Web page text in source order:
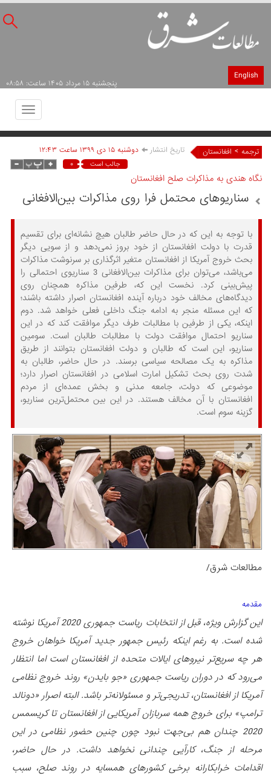
English
پنجشنبه ۱۵ مرداد ۱۴۰۵ ساعت: ۰۸:۵۸
Toggle
ترجمه > افغانستان تاریخ انتشار دوشنبه ۱۵ دی ۱۳۹۹ ساعت ۱۲:۴۳
جالب است ۰
نگاه هندی به مذاکرات صلح افغانستان
سناریوهای محتمل فرا روی مذاکرات بین‌الافغانی
با توجه به این که در حال حاضر طالبان هیچ نشانه‌ای برای تقسیم
قدرت با دولت افغانستان از خود بروز نمی‌دهد و از سویی دیگر
بحث خروج آمریکا از افغانستان متغیر اثرگذاری بر سرنوشت مذاکرات
می‌باشد، می‌توان برای مذاکرات بین‌الافغانی 3 سناریوی احتمالی را
پیش‌بینی کرد. نخست این که، طرفین مذاکره همچنان روی
دیدگاه‌های مخالف خود درباره آینده افغانستان اصرار داشته باشند؛
که این مسئله منجر به ادامه جنگ داخلی فعلی خواهد شد. دوم
اینکه، یکی از طرفین با مطالبات طرف دیگر موافقت کند که در این
سناریو احتمال موافقت دولت با مطالبات طالبان است. سومین
سناریو، این است که طالبان و دولت افغانستان بتوانند از طریق
مذاکره به یک مصالحه سیاسی برسند. در حال حاضر، طالبان به
شدت روی بحث تشکیل امارت اسلامی در افغانستان اصرار دارد؛
موضوعی که دولت، جامعه مدنی و بخش عمده‌ای از مردم
افغانستان با آن مخالف هستند. در این بین محتمل‌ترین سناریو،
گزینه سوم است.
مطالعات شرق/
مقدمه
این گزارش ویژه، قبل از انتخابات ریاست جمهوری 2020 آمریکا نوشته
شده است. به رغم اینکه رئیس جمهور جدید آمریکا خواهان خروج
هر چه سریع‌تر نیروهای ایالات متحده از افغانستان است اما انتظار
می‌رود که در دوران ریاست جمهوری «جو بایدن» روند خروج نظامی
آمریکا از افغانستان، تدریجی‌تر و مسئولانه‌تر باشد. البته اصرار «دونالد
ترامپ» برای خروج همه سربازان آمریکایی از افغانستان تا کریسمس
2020 چندان هم بی‌جهت نبود چون چنین حضور نظامی در این
مرحله از جنگ، کارآیی چندانی نخواهد داشت. در حال حاضر،
اقدامات خرابکارانه برخی کشورهای همسایه در روند صلح، سبب